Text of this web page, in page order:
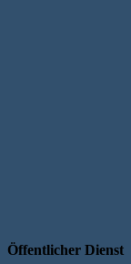
Öffentlicher Dienst